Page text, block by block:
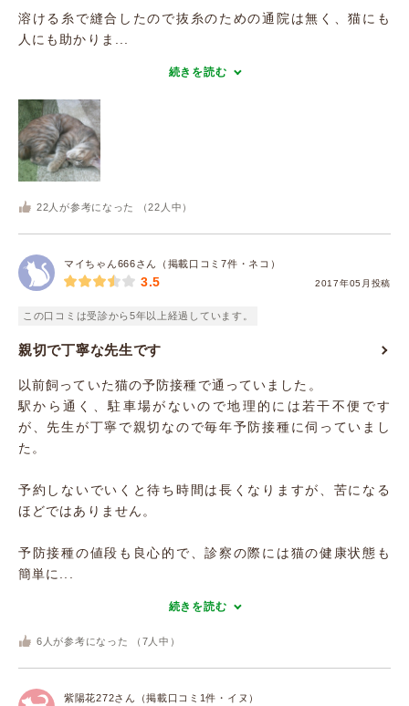
溶ける糸で縫合したので抜糸のための通院は無く、猫にも
人にも助かりま...
続きを読む
22 人が参考になった （22 人中）
マイちゃん666さん（掲載口コミ7件・ネコ）
2017年05月投稿
3.5
この口コミは受診から5年以上経過しています。
親切で丁寧な先生です
以前飼っていた猫の予防接種で通っていました。
駅から通く、駐車場がないので地理的には若干不便です
が、先生が丁寧で親切なので毎年予防接種に伺っていまし
た。
予約しないでいくと待ち時間は長くなりますが、苦になる
ほどではありません。
予防接種の値段も良心的で、診察の際には猫の健康状態も
簡単に...
続きを読む
6 人が参考になった （ 7 人中）
紫陽花272さん（掲載口コミ1件・イヌ）